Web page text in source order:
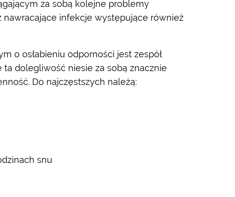
za sobą kolejne problemy
nawracające infekcje występujące również
o osłabieniu odporności jest zespół
dolegliwość niesie za sobą znacznie
Do najczęstszych należą:
snu